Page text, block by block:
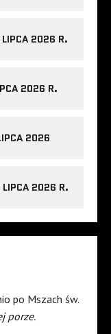
2026 R.
2026 R.
2026
LIPCA 2026 R.
po Mszach św.
porze.